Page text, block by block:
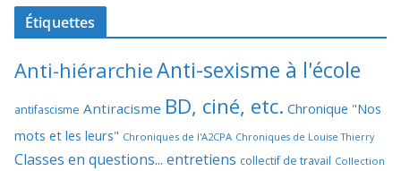
Étiquettes
Anti-hiérarchieAnti-sexisme à l'école
antifascisme Antiracisme BD, ciné, etc. Chronique "Nos
mots et les leurs" Chroniques de l'A2CPA Chroniques de Louise Thierry
Classes en questions... entretiens collectif de travail Collection